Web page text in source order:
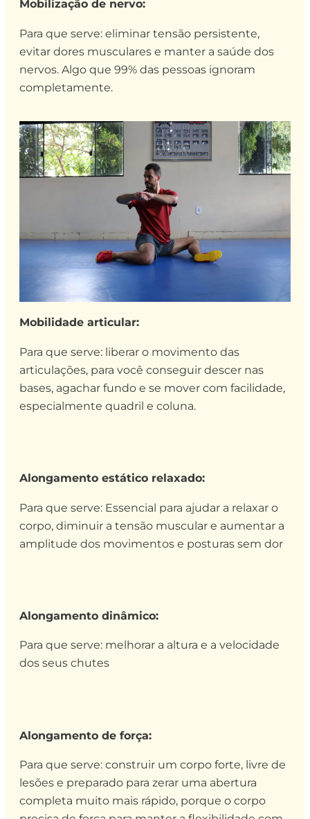
Mobilização de nervo:
Para que serve: eliminar tensão persistente,
evitar dores musculares e manter a saúde dos
nervos. Algo que 99% das pessoas ignoram
completamente.
Mobilidade articular:
Para que serve: liberar o movimento das
articulações, para você conseguir descer nas
bases, agachar fundo e se mover com facilidade,
especialmente quadril e coluna.
Alongamento estático relaxado:
Para que serve: Essencial para ajudar a relaxar o
corpo, diminuir a tensão muscular e aumentar a
amplitude dos movimentos e posturas sem dor
Alongamento dinâmico:
Para que serve: melhorar a altura e a velocidade
dos seus chutes
Alongamento de força:
Para que serve: construir um corpo forte, livre de
lesões e preparado para zerar uma abertura
completa muito mais rápido, porque o corpo